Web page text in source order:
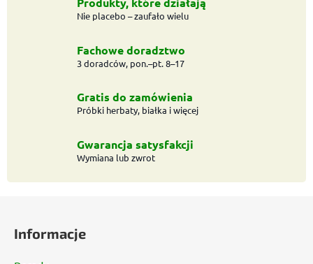
t
r
l
k
l
i
t
Nie placebo – zaufało wielu
Fachowe doradztwo
3 doradców, pon.–pt. 8–17
Gratis do zamówienia
Próbki herbaty, białka i więcej
Gwarancja satysfakcji
Wymiana lub zwrot
Informacje